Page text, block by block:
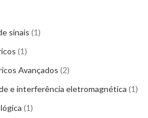
sinais 1
1
Avançados 2
e interferência eletromagnética 1
1